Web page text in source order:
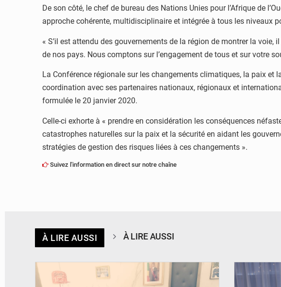
De son côté, le chef de bureau des Nations Unies pour l’Afrique de
approche cohérente, multidisciplinaire et intégrée à tous les niveaux
« S’il est attendu des gouvernements de la région de montrer la
de nos pays. Nous comptons sur l’engagement de tous et sur votre
La Conférence régionale sur les changements climatiques, la paix et
coordination avec ses partenaires nationaux, régionaux et
formulée le 20 janvier 2020.
Celle-ci exhorte à « prendre en considération les conséquences
catastrophes naturelles sur la paix et la sécurité en aidant les
stratégies de gestion des risques liées à ces changements ».
Suivez l'information en direct sur notre chaîne
À LIRE AUSSI À LIRE AUSSI